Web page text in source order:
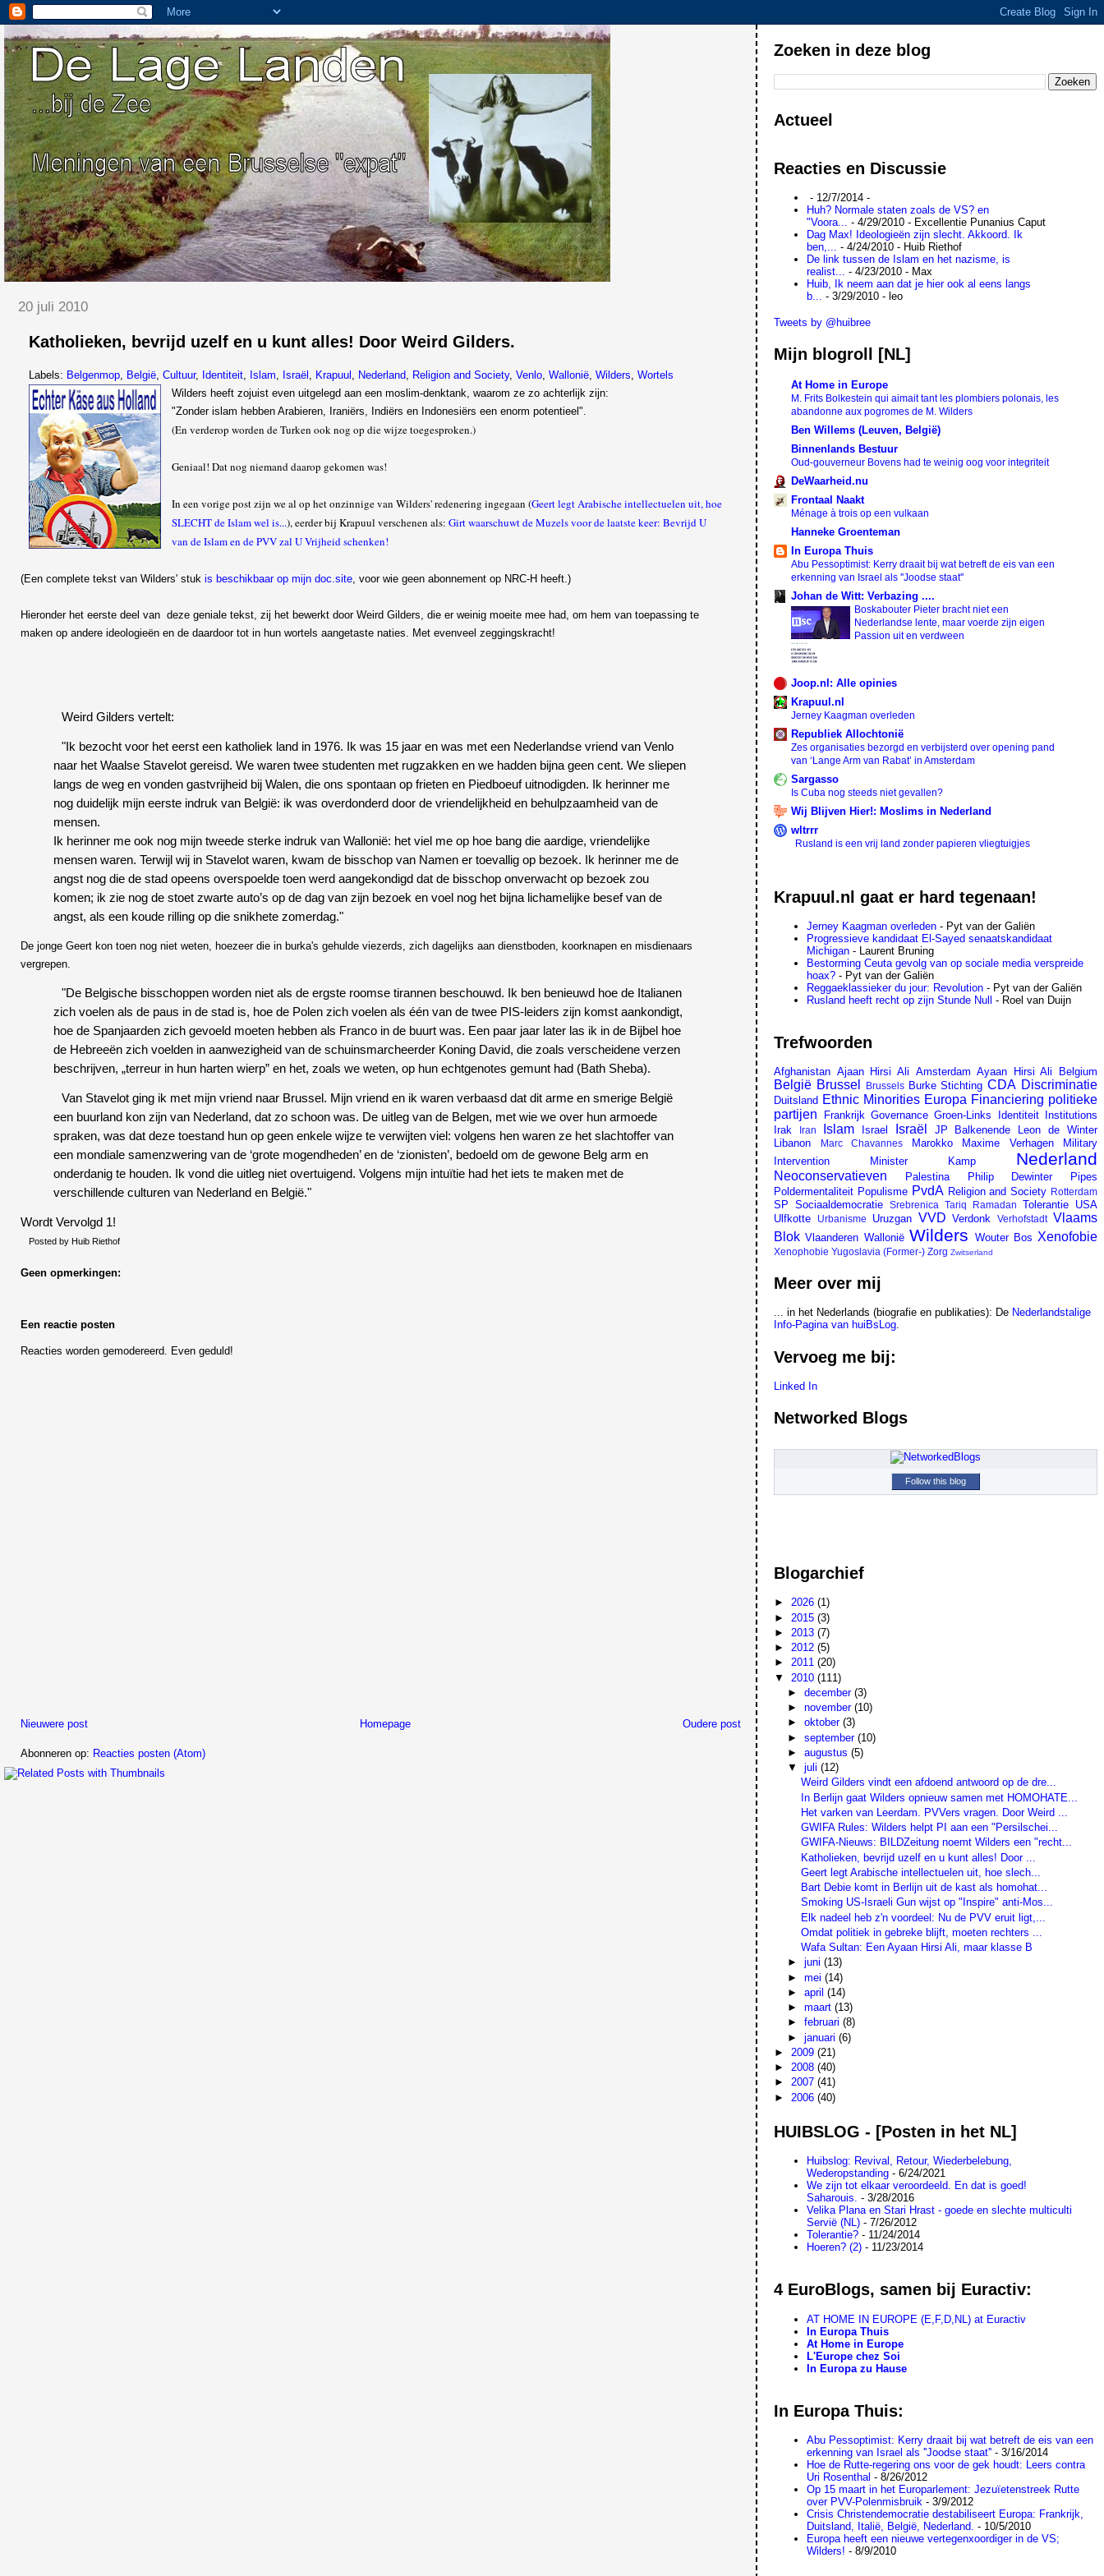
20 juli 2010
Katholieken, bevrijd uzelf en u kunt alles! Door Weird Gilders.
Labels: Belgenmop, België, Cultuur, Identiteit, Islam, Israël , Krapuul , Nederland, Religion and Society, Venlo, Wallonië, Wilders, Wortels
Wilders heeft zojuist even uitgelegd aan een moslim-denktank, waarom ze zo achterlijk zijn:
"Zonder islam hebben Arabieren, Iraniërs, Indiërs en Indonesiërs een enorm potentieel".
(En verderop worden de Turken ook nog op die wijze toegesproken.)
Geniaal! Dat nog niemand daarop gekomen was!
In een vorige post zijn we al op het onzinnige van Wilders' redenering ingegaan (Geert legt Arabische intellectuelen uit, hoe
SLECHT de Islam wel is...), eerder bij Krapuul verschenen als: Girt waarschuwt de Muzels voor de laatste keer: Bevrijd U
van de Islam en de PVV zal U Vrijheid schenken!
(Een complete tekst van Wilders' stuk is beschikbaar op mijn doc.site, voor wie geen abonnement op NRC-H heeft.)
Hieronder het eerste deel van deze geniale tekst, zij het bewerkt door Weird Gilders, die er weinig moeite mee had, om hem van toepassing te
maken op andere ideologieën en de daardoor tot in hun wortels aangetaste naties. Met evenveel zeggingskracht!
Weird Gilders vertelt:
"Ik bezocht voor het eerst een katholiek land in 1976. Ik was 15 jaar en was met een Nederlandse vriend van Venlo
naar het Waalse Stavelot gereisd. We waren twee studenten met rugzakken en we hadden bijna geen cent. We sliepen
langs de weg en vonden gastvrijheid bij Walen, die ons spontaan op frieten en Piedboeuf uitnodigden. Ik herinner me
nog duidelijk mijn eerste indruk van België: ik was overdonderd door de vriendelijkheid en behulpzaamheid van de
mensen.
Ik herinner me ook nog mijn tweede sterke indruk van Wallonië: het viel me op hoe bang die aardige, vriendelijke
mensen waren. Terwijl wij in Stavelot waren, kwam de bisschop van Namen er toevallig op bezoek. Ik herinner me de
angst nog die de stad opeens overspoelde toen werd aangekondigd dat de bisschop onverwacht op bezoek zou
komen; ik zie nog de stoet zwarte auto’s op de dag van zijn bezoek en voel nog het bijna lichamelijke besef van de
angst, als een koude rilling op die snikhete zomerdag."
De jonge Geert kon toen nog niet weten, hoezeer die in burka's gehulde viezerds, zich dagelijks aan dienstboden, koorknapen en misdienaars
vergrepen.
"De Belgische bisschoppen worden niet als de ergste roomse tirannen beschouwd. Ik ben benieuwd hoe de Italianen
zich voelen als de paus in de stad is, hoe de Polen zich voelen als één van de twee PIS-leiders zijn komst aankondigt,
hoe de Spanjaarden zich gevoeld moeten hebben als Franco in de buurt was. Een paar jaar later las ik in de Bijbel hoe
de Hebreeën zich voelden in aanwezigheid van de schuinsmarcheerder Koning David, die zoals verscheidene verzen
beschrijven, „terreur in hun harten wierp” en het, zoals we weten, op hun echtgenotes gemunt had (Bath Sheba).
Van Stavelot ging ik met mijn vriend naar Brussel. Mijn vriend en ik waren verbaasd dat dit arme en smerige België
een buurland kon zijn van Nederland, dat zo schoon was. De uitleg van de Belgen, met wie we over hun armoede
spraken, was dat deze toestand hun op geen enkele wijze te verwijten viel: volgens hen waren ze het slachtoffer van
een mondiale samenzwering van de ‘grote mogendheden’ en de ‘zionisten’, bedoeld om de gewone Belg arm en
onderdanig te houden. Ik vond die uitleg niet overtuigend. Volgens mijn intuïtie had het iets te maken met de
verschillende culturen van Nederland en België."
Wordt Vervolgd 1!
Posted by Huib Riethof
Geen opmerkingen:
Een reactie posten
Reacties worden gemodereerd. Even geduld!
Nieuwere post Oudere post
Homepage
Abonneren op: Reacties posten (Atom)
Zoeken in deze blog
Actueel
Reacties en Discussie
- 12/7/2014 -
Huh? Normale staten zoals de VS? en
"Voora... - 4/29/2010 - Excellentie Punanius Caput
Dag Max! Ideologieën zijn slecht. Akkoord. Ik
ben,... - 4/24/2010 - Huib Riethof
De link tussen de Islam en het nazisme, is
realist... - 4/23/2010 - Max
Huib, Ik neem aan dat je hier ook al eens langs
b... - 3/29/2010 - leo
Tweets by @huibree
Mijn blogroll [NL]
At Home in Europe
M. Frits Bolkestein qui aimait tant les plombiers polonais, les
abandonne aux pogromes de M. Wilders
Ben Willems (Leuven, België)
Binnenlands Bestuur
Oud-gouverneur Bovens had te weinig oog voor integriteit
DeWaarheid.nu
Frontaal Naakt
Ménage à trois op een vulkaan
Hanneke Groenteman
In Europa Thuis
Abu Pessoptimist: Kerry draait bij wat betreft de eis van een
erkenning van Israel als ''Joodse staat''
Johan de Witt: Verbazing ....
Boskabouter Pieter bracht niet een
Nederlandse lente, maar voerde zijn eigen
Passion uit en verdween
Joop.nl: Alle opinies
Krapuul.nl
Jerney Kaagman overleden
Republiek Allochtonië
Zes organisaties bezorgd en verbijsterd over opening pand
van ‘Lange Arm van Rabat’ in Amsterdam
Sargasso
Is Cuba nog steeds niet gevallen?
Wij Blijven Hier!: Moslims in Nederland
wltrrr
Rusland is een vrij land zonder papieren vliegtuigjes
Krapuul.nl gaat er hard tegenaan!
Jerney Kaagman overleden - Pyt van der Galiën
Progressieve kandidaat El-Sayed senaatskandidaat
Michigan - Laurent Bruning
Bestorming Ceuta gevolg van op sociale media verspreide
hoax? - Pyt van der Galiën
Reggaeklassieker du jour: Revolution - Pyt van der Galiën
Rusland heeft recht op zijn Stunde Null - Roel van Duijn
Trefwoorden
Afghanistan Ajaan Hirsi Ali Amsterdam Ayaan Hirsi Ali Belgium
België Brussel Brussels Burke Stichting CDA Discriminatie
Duitsland Ethnic Minorities Europa Financiering politieke
partijen
Frankrijk Governance Groen-Links Identiteit
Institutions
Irak
Iran Islam Israel Israël JP Balkenende
Leon de Winter
Libanon
Marc Chavannes Marokko Maxime Verhagen
Military
Intervention
Minister Kamp Nederland
Neoconservatieven Palestina Philip Dewinter
Pipes
Poldermentaliteit Populisme PvdA Religion and Society Rotterdam
SP Sociaaldemocratie Srebrenica Tariq Ramadan Tolerantie USA
Ulfkotte
Urbanisme Uruzgan VVD Verdonk Verhofstadt Vlaams
Blok Vlaanderen Wallonië Wilders Wouter Bos Xenofobie
Xenophobie Yugoslavia (Former-) Zorg Zwitserland
Meer over mij
... in het Nederlands (biografie en publikaties): De Nederlandstalige
Info-Pagina van huiBsLog.
Vervoeg me bij:
Linked In
Networked Blogs
Follow this blog
Blogarchief
►2026(1)
► 2015(3)
► 2013(7)
►2012(5)
►2011(20)
▼ 2010(111)
► december (3)
► november (10)
► oktober (3)
► september (10)
► augustus (5)
▼ juli (12)
Weird Gilders vindt een afdoend antwoord op de dre...
In Berlijn gaat Wilders opnieuw samen met HOMOHATE...
Het varken van Leerdam. PVVers vragen. Door Weird ...
GWIFA Rules: Wilders helpt PI aan een "Persilschei...
GWIFA-Nieuws: BILDZeitung noemt Wilders een "recht...
Katholieken, bevrijd uzelf en u kunt alles! Door ...
Geert legt Arabische intellectuelen uit, hoe slech...
Bart Debie komt in Berlijn uit de kast als homohat...
Smoking US-Israeli Gun wijst op "Inspire" anti-Mos...
Elk nadeel heb z'n voordeel: Nu de PVV eruit ligt,...
Omdat politiek in gebreke blijft, moeten rechters ...
Wafa Sultan: Een Ayaan Hirsi Ali, maar klasse B
► juni (13)
► mei (14)
► april (14)
► maart (13)
► februari (8)
► januari (6)
► 2009(21)
►2008(40)
►2007(41)
► 2006(40)
HUIBSLOG - [Posten in het NL]
Huibslog: Revival, Retour, Wiederbelebung,
Wederopstanding - 6/24/2021
We zijn tot elkaar veroordeeld. En dat is goed!
Saharouis. - 3/28/2016
Velika Plana en Stari Hrast - goede en slechte multiculti
Servië (NL) - 7/26/2012
Tolerantie? - 11/24/2014
Hoeren? (2) - 11/23/2014
4 EuroBlogs, samen bij Euractiv:
AT HOME IN EUROPE (E,F,D,NL) at Euractiv
In Europa Thuis
At Home in Europe
L'Europe chez Soi
In Europa zu Hause
In Europa Thuis:
Abu Pessoptimist: Kerry draait bij wat betreft de eis van een
erkenning van Israel als ''Joodse staat'' - 3/16/2014
Hoe de Rutte-regering ons voor de gek houdt: Leers contra
Uri Rosenthal - 8/26/2012
Op 15 maart in het Europarlement: Jezuïetenstreek Rutte
over PVV-Polenmisbruik - 3/9/2012
Crisis Christendemocratie destabiliseert Europa: Frankrijk,
Duitsland, Italië, België, Nederland. - 10/5/2010
Europa heeft een nieuwe vertegenxoordiger in de VS;
Wilders! - 8/9/2010